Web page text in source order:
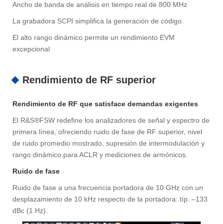
Ancho de banda de análisis en tiempo real de 800 MHz
La grabadora SCPI simplifica la generación de código
El alto rango dinámico permite un rendimiento EVM
excepcional
Rendimiento de RF superior
Rendimiento de RF que satisface demandas exigentes
El R&S®FSW redefine los analizadores de señal y espectro de
primera línea, ofreciendo ruido de fase de RF superior, nivel
de ruido promedio mostrado, supresión de intermodulación y
rango dinámico para ACLR y mediciones de armónicos.
Ruido de fase
Ruido de fase a una frecuencia portadora de 10 GHz con un
desplazamiento de 10 kHz respecto de la portadora: típ. –133
dBc (1 Hz).